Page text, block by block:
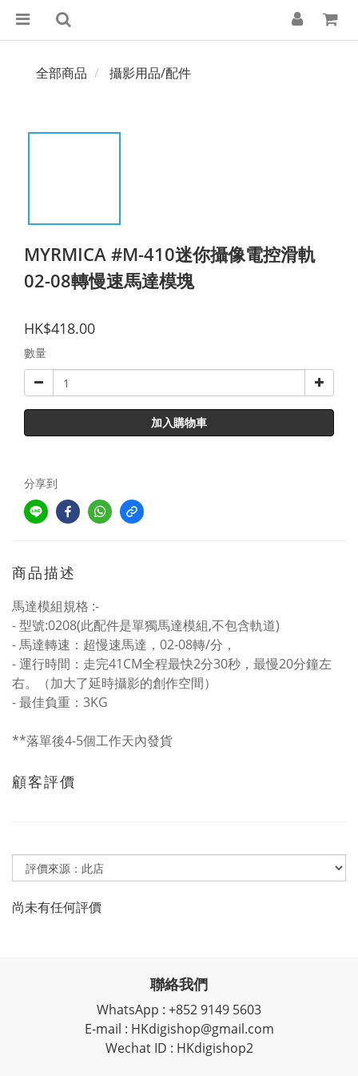
全部商品 攝影用品/配件
MYRMICA #M-410迷你攝像電控滑軌
02-08轉慢速馬達模塊
HK$418.00
數量
加入購物車
分享到
商品描述
馬達模組規格 :-
- 型號:0208(此配件是單獨馬達模組,不包含軌道)
- 馬達轉速：超慢速馬達，02-08轉/分，
- 運行時間：走完41CM全程最快2分30秒，最慢20分鐘左
右。（加大了延時攝影的創作空間）
- 最佳負重：3KG
**落單後4-5個工作天內發貨
顧客評價
尚未有任何評價
聯絡我們
WhatsApp : +852 9149 5603
E-mail : HKdigishop@gmail.com
Wechat ID : HKdigishop2